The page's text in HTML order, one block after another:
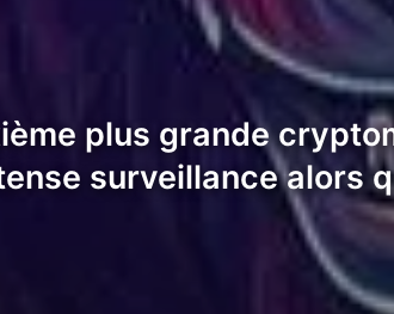
plus grande
surveillance alors